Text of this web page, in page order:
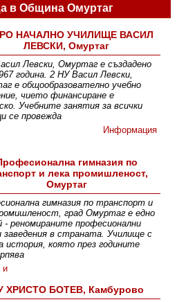
в Община Омуртаг
НАЧАЛНО УЧИЛИЩЕ ВАСИЛ
ЛЕВСКИ, Омуртаг
Левски, Омуртаг е създадено
година. 2 НУ Васил Левски,
е общообразователно учебно
чието финансиране е
Учебните занятия за всички
се провежда
Информация
гимназия по
и лека промишленост,
Омуртаг
гимназия по транспорт и
град Омуртаг е едно
- реномираните професионални
заведения в страната. Училище с
история, която през годините
и
ХРИСТО БОТЕВ, Камбурово